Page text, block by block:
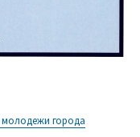
молодежи города